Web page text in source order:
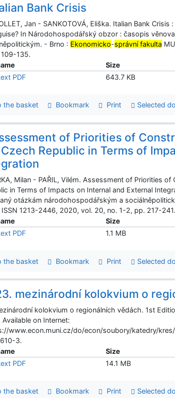
Bank Crisis
Jan - SANKOTOVÁ, Eliška. Italian Bank
In Národohospodářský obzor : časopis
- Brno : Ekonomicko-správní fakulta
135.
Size
PDF
643.7 KB
the basket Bookmark Print Selected
of Priorities of
Republic in Terms of
Milan - PAŘIL, Vilém. Assessment of Priorities
in Terms of Impacts on Internal and External
otázkám národohospodářským a
1213-2446, 2020, vol. 20, no. 1-2, pp. 217-241.
Size
PDF
1.1 MB
the basket Bookmark Print Selected
mezinárodní kolokvium o
kolokvium o regionálních vědách. 1st
Available on Internet:
www.econ.muni.cz/do/econ/soubory/katedry/
3.
Size
PDF
14.1 MB
the basket Bookmark Print Selected